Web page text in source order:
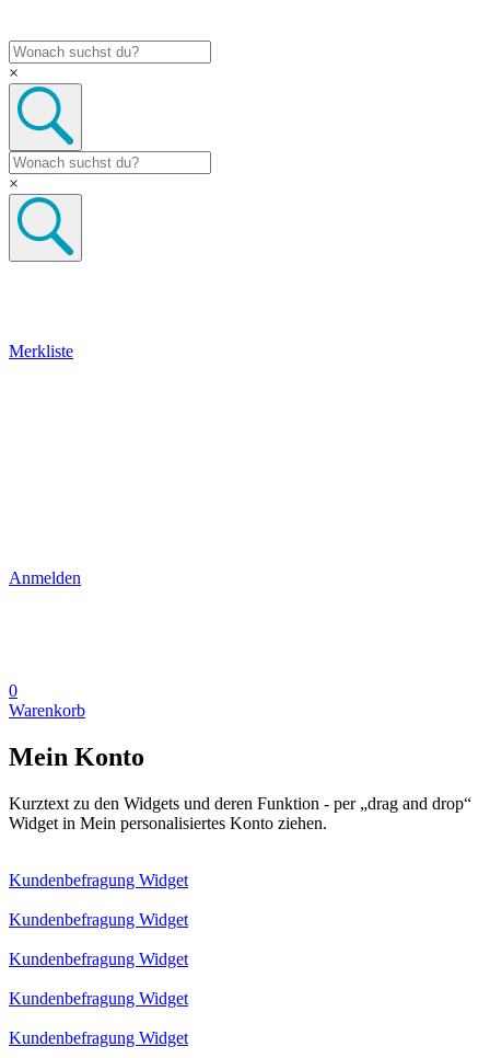
×
×
Merkliste
Anmelden
0
Warenkorb
Mein Konto
Kurztext zu den Widgets und deren Funktion - per „drag and drop“
Widget in Mein personalisiertes Konto ziehen.
Kundenbefragung Widget
Kundenbefragung Widget
Kundenbefragung Widget
Kundenbefragung Widget
Kundenbefragung Widget